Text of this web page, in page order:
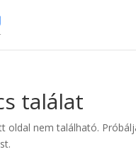
találat
oldal nem található.